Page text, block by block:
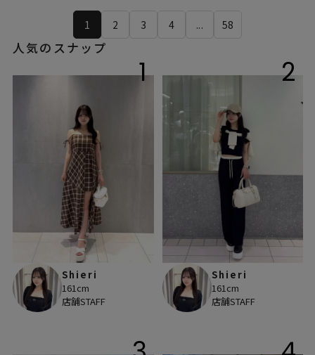
1 2 3 4 ... 58
人気のスナップ
1
Shieri
161cm
店舗STAFF
2
Shieri
161cm
店舗STAFF